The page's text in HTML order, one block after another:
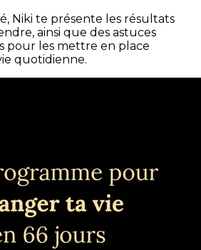
Niki te présente les résultats
ainsi que des astuces
pour les mettre en place
quotidienne.